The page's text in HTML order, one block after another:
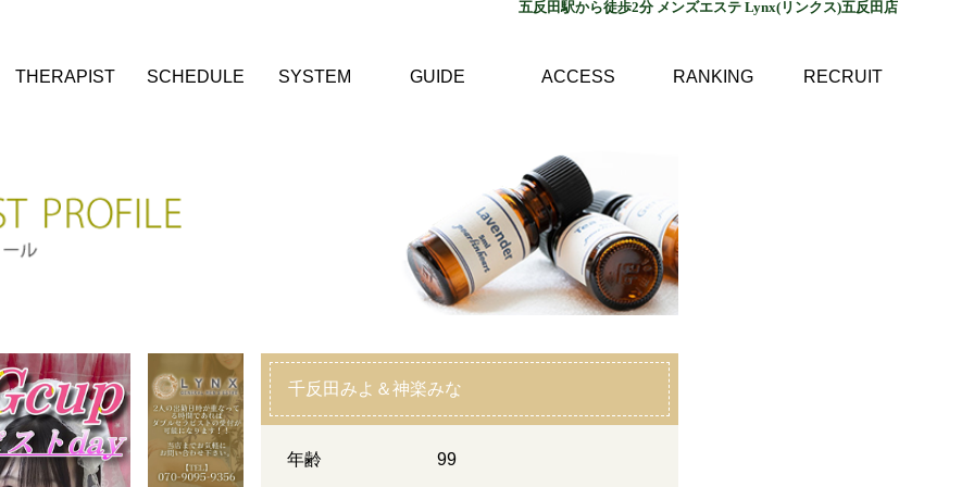
五反田駅から徒歩2分 メンズエステ Lynx(リンクス)五反田店
THERAPIST SCHEDULE SYSTEM GUIDE ACCESS RANKING RECRUIT
千反田みよ＆神楽みな
年齢 99